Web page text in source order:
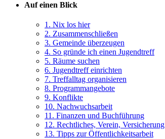
Auf einen Blick
1. Nix los hier
2. Zusammenschließen
3. Gemeinde überzeugen
4. So gründe ich einen Jugendtreff
5. Räume suchen
6. Jugendtreff einrichten
7. Treffalltag organisieren
8. Programmangebote
9. Konflikte
10. Nachwuchsarbeit
11. Finanzen und Buchführung
12. Rechtliches, Verein, Versicherung
13. Tipps zur Öffentlichkeitsarbeit